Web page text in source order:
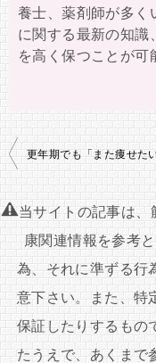
養士、薬剤師が多く
に関する最新の知識
を高く保つことが可
投
ナ
ゲ
ー
シ
ョ
当サイトの記事は、
康関連情報を参考
為、それに準ずる行
意下さい。また、特
保証したりするもの
たうえで、あくまで